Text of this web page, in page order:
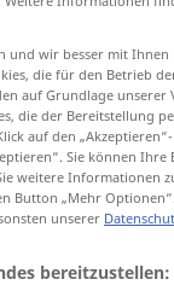
und wir besser mit Ihnen
die für den Betrieb
auf Grundlage unserer
die der Bereitstellung
auf den
Sie können
weitere Informationen
Button „Mehr
unserer
bereitzustellen: